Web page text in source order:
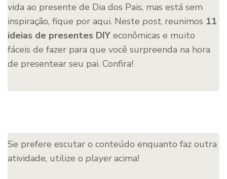
vida ao presente de Dia dos Pais, mas está sem
inspiração, fique por aqui. Neste post, reunimos 11
ideias de presentes DIY econômicas e muito
fáceis de fazer para que você surpreenda na hora
de presentear seu pai. Confira!
Se prefere escutar o conteúdo enquanto faz outra
atividade, utilize o playeracima!